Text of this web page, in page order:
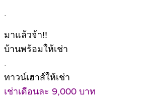
.
มาแล้วจ้า!!
บ้านพร้อมให้เช่า
.
ทาวน์เฮาส์ให้เช่า
เช่าเดือนละ 9,000 บาท